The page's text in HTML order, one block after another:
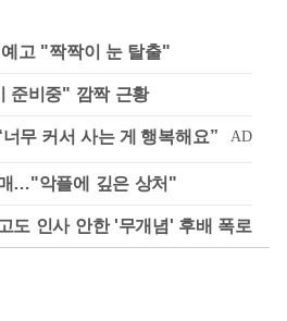
고 "짝짝이 눈 탈출"
준비중" 깜짝 근황
…"악플에 깊은 상처"
도 인사 안한 '무개념' 후배 폭로